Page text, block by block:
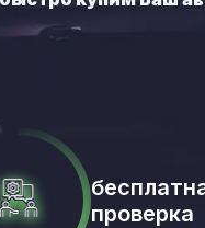
проверка